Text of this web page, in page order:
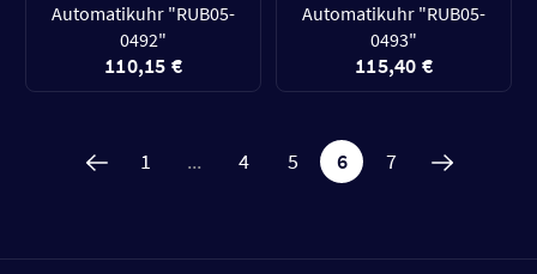
Automatikuhr "RUB05-
0492"
110,15 €
Automatikuhr "RUB05-
0493"
115,40 €
1 ... 4 5 6 7